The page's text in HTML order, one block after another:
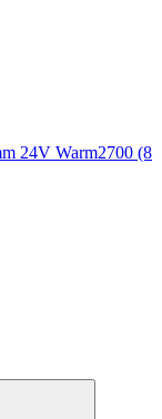
24V Warm2700 (8